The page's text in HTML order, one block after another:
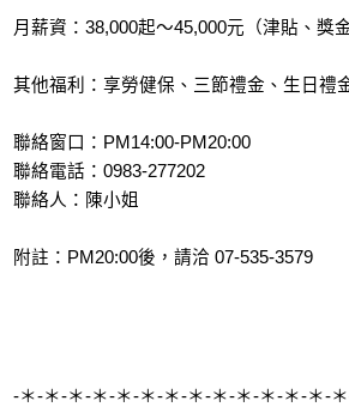
月薪資：38,000起～45,000元（津貼、獎
其他福利：享勞健保、三節禮金、生日禮
聯絡窗口：PM14:00-PM20:00
聯絡電話：0983-277202
聯絡人：陳小姐
附註：PM20:00後，請洽 07-535-3579
-＊-＊-＊-＊-＊-＊-＊-＊-＊-＊-＊-＊-＊-